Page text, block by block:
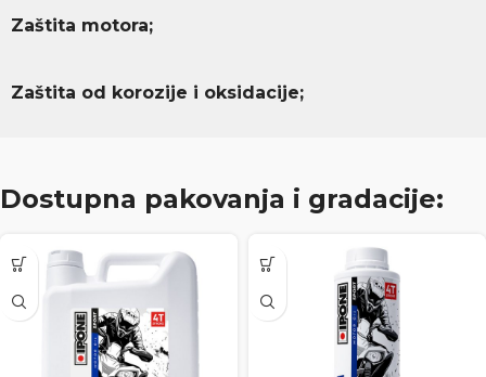
Zaštita motora;
Zaštita od korozije i oksidacije;
Dostupna pakovanja i gradacije: